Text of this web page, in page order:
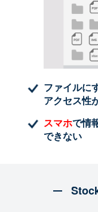
ファイルに
アクセス性
スマホで情
できない